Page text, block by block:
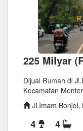
225 Milyar
Dijual Rumah di
Kecamatan
Jl.Imam Bonjol,
4 4